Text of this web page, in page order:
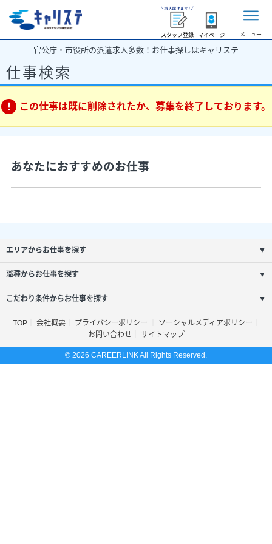
スタッフ登録 マイページ メニュー
官公庁・市役所の派遣求人多数！お仕事探しはキャリステ
仕事検索
この仕事は既に削除されたか、募集を終了しております。
あなたにおすすめのお仕事
エリアからお仕事を探す ▼
職種からお仕事を探す ▼
こだわり条件からお仕事を探す ▼
TOP 会社概要 プライバシーポリシー
ソーシャルメディアポリシー
お問い合わせ
サイトマップ
© 2026 CAREERLINK All Rights Reserved.